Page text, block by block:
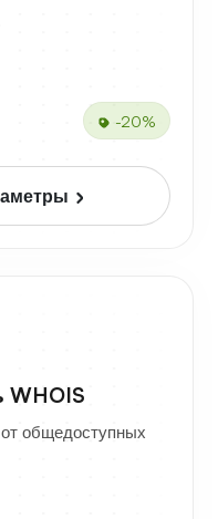
-20%
WHOIS
общедоступных